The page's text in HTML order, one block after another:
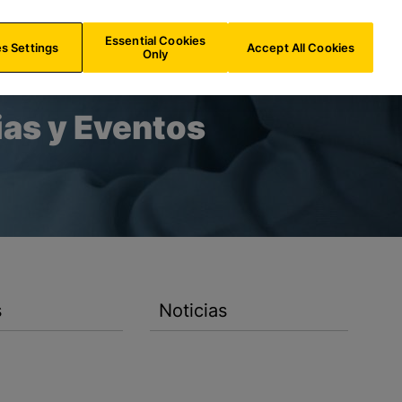
ES/ES
y Eventos
Noticias
Settings
Essential Cookies
Only
Accept All Cookies